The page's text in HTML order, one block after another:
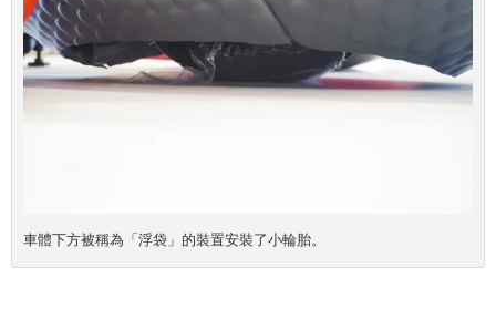
車體下方被稱為「浮袋」的裝置安裝了小輪胎。